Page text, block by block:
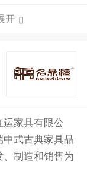
开
3
家具有限公
式古典家具品
制造和销售为